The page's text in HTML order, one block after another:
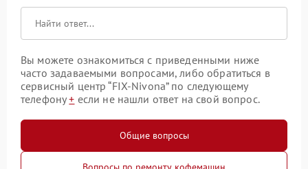
Вы можете ознакомиться с приведенными ниже
часто задаваемыми вопросами, либо обратиться в
сервисный центр “FIX-Nivona” по следующему
телефону+ если не нашли ответ на свой вопрос.
Общие вопросы